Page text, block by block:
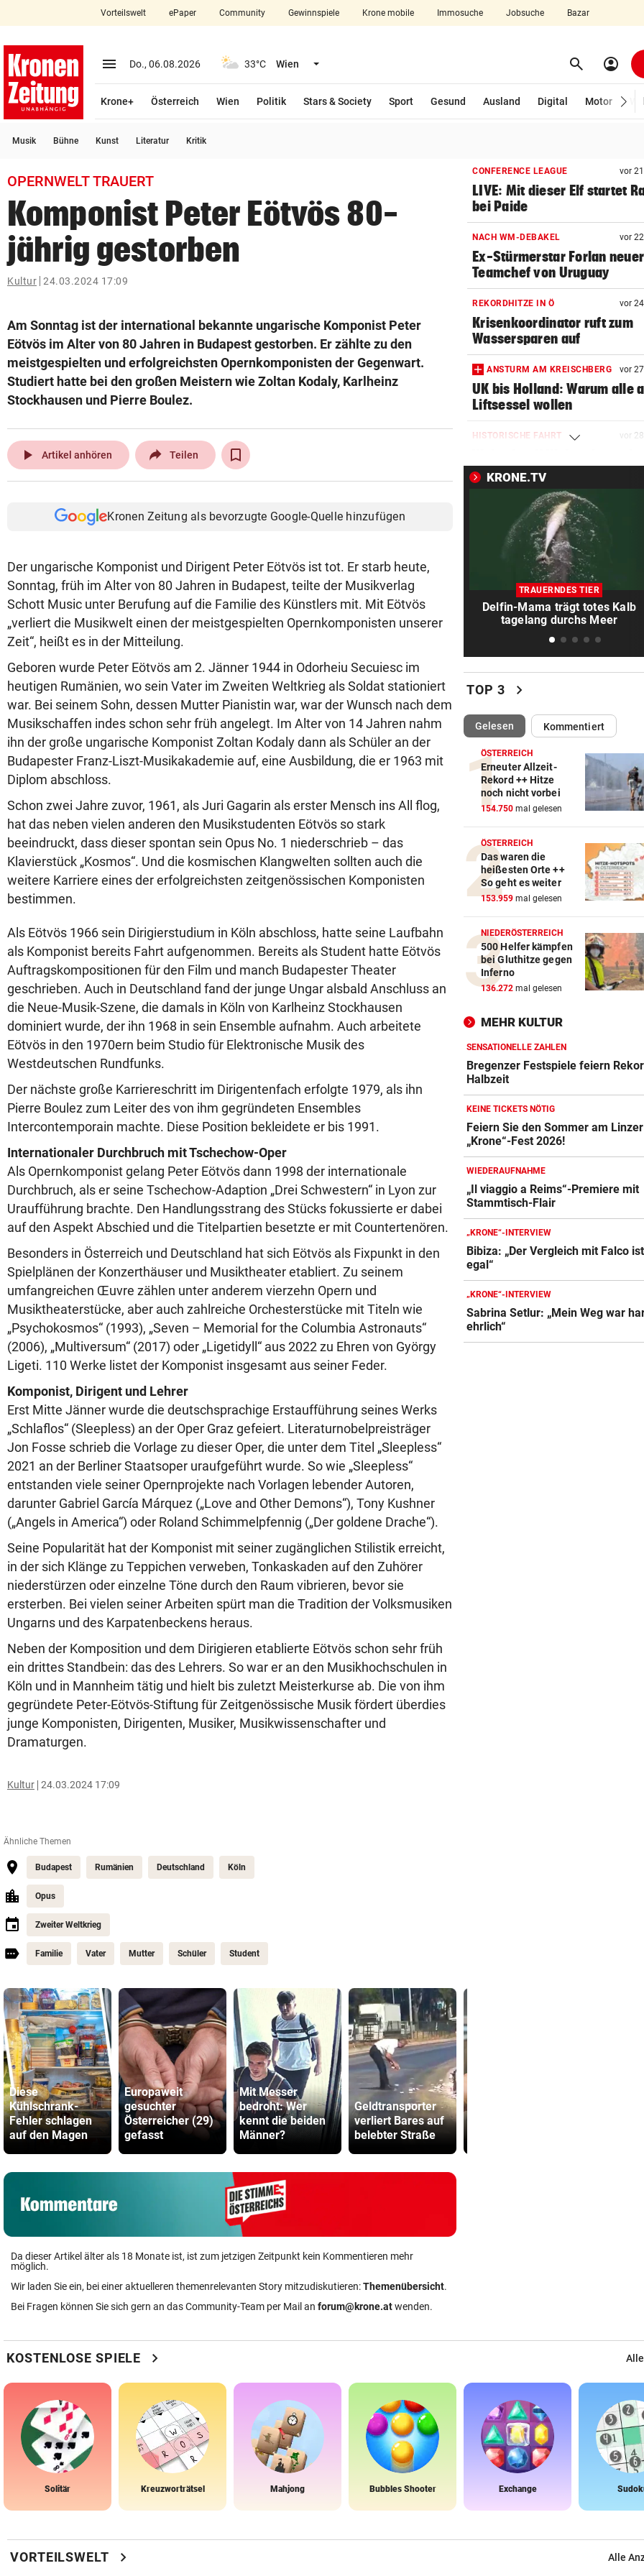
closeSchließen
account_circle Anmelden
arrow_right
bookmark
search
Suchbegriff
eingeben
© Krone Multimedia GmbH & Co KG 2026
Muthgasse 2, 1190 Wien
Vorteilswelt ePaper Community Gewinnspiele Krone mobile Immosuche Jobsuche Bazar
menu Menü aufklappen
Do., 06.08.2026 33°C Wien Menü aufklappen search Suchen
account_circle
Krone+ Österreich Wien Politik Stars & Society Sport Gesund Ausland Digital Motor
Musik Bühne Kunst Literatur Kritik
OPERNWELT TRAUERT
Komponist Peter Eötvös 80-
jährig gestorben
Kultur 24.03.2024 17:09
Am Sonntag ist der international bekannte ungarische Komponist Peter
Eötvös im Alter von 80 Jahren in Budapest gestorben. Er zählte zu den
meistgespielten und erfolgreichsten Opernkomponisten der Gegenwart.
Studiert hatte bei den großen Meistern wie Zoltan Kodaly, Karlheinz
Stockhausen und Pierre Boulez.
play_arrow Artikel anhören Teilen
Kronen Zeitung als bevorzugte Google-Quelle hinzufügen
Der ungarische Komponist und Dirigent Peter Eötvös ist tot. Er starb heute,
Sonntag, früh im Alter von 80 Jahren in Budapest, teilte der Musikverlag
Schott Music unter Berufung auf die Familie des Künstlers mit. Mit Eötvös
„verliert die Musikwelt einen der meistgespielten Opernkomponisten unserer
Zeit“, heißt es in der Mitteilung.
Geboren wurde Peter Eötvös am 2. Jänner 1944 in Odorheiu Secuiesc im
heutigen Rumänien, wo sein Vater im Zweiten Weltkrieg als Soldat stationiert
war. Bei seinem Sohn, dessen Mutter Pianistin war, war der Wunsch nach dem
Musikschaffen indes schon sehr früh angelegt. Im Alter von 14 Jahren nahm
ihn der große ungarische Komponist Zoltan Kodaly dann als Schüler an der
Budapester Franz-Liszt-Musikakademie auf, eine Ausbildung, die er 1963 mit
Diplom abschloss.
Schon zwei Jahre zuvor, 1961, als Juri Gagarin als erster Mensch ins All flog,
hat das neben vielen anderen den Musikstudenten Eötvös so stark
beeindruckt, dass dieser spontan sein Opus No. 1 niederschrieb – das
Klavierstück „Kosmos“. Und die kosmischen Klangwelten sollten auch die
weitere Karriere eines der erfolgreichsten zeitgenössischen Komponisten
bestimmen.
Als Eötvös 1966 sein Dirigierstudium in Köln abschloss, hatte seine Laufbahn
als Komponist bereits Fahrt aufgenommen. Bereits als Student hatte Eötvös
Auftragskompositionen für den Film und manch Budapester Theater
geschrieben. Auch in Deutschland fand der junge Ungar alsbald Anschluss an
die Neue-Musik-Szene, die damals in Köln von Karlheinz Stockhausen
dominiert wurde, der ihn 1968 in sein Ensemble aufnahm. Auch arbeitete
Eötvös in den 1970ern beim Studio für Elektronische Musik des
Westdeutschen Rundfunks.
Der nächste große Karriereschritt im Dirigentenfach erfolgte 1979, als ihn
Pierre Boulez zum Leiter des von ihm gegründeten Ensembles
Intercontemporain machte. Diese Position bekleidete er bis 1991.
Internationaler Durchbruch mit Tschechow-Oper
Als Opernkomponist gelang Peter Eötvös dann 1998 der internationale
Durchbruch, als er seine Tschechow-Adaption „Drei Schwestern“ in Lyon zur
Uraufführung brachte. Den Handlungsstrang des Stücks fokussierte er dabei
auf den Aspekt Abschied und die Titelpartien besetzte er mit Countertenören.
Besonders in Österreich und Deutschland hat sich Eötvös als Fixpunkt in den
Spielplänen der Konzerthäuser und Musiktheater etabliert. Zu seinem
umfangreichen Œuvre zählen unter anderem vierzehn Opern und
Musiktheaterstücke, aber auch zahlreiche Orchesterstücke mit Titeln wie
„Psychokosmos“ (1993), „Seven – Memorial for the Columbia Astronauts“
(2006), „Multiversum“ (2017) oder „Ligetidyll“ aus 2022 zu Ehren von György
Ligeti. 110 Werke listet der Komponist insgesamt aus seiner Feder.
Komponist, Dirigent und Lehrer
Erst Mitte Jänner wurde die deutschsprachige Erstaufführung seines Werks
„Schlaflos“ (Sleepless) an der Oper Graz gefeiert. Literaturnobelpreisträger
Jon Fosse schrieb die Vorlage zu dieser Oper, die unter dem Titel „Sleepless“
2021 an der Berliner Staatsoper uraufgeführt wurde. So wie „Sleepless“
entstanden viele seiner Opernprojekte nach Vorlagen lebender Autoren,
darunter Gabriel García Márquez („Love and Other Demons“), Tony Kushner
(„Angels in America“) oder Roland Schimmelpfennig („Der goldene Drache“).
Seine Popularität hat der Komponist mit seiner zugänglichen Stilistik erreicht,
in der sich Klänge zu Teppichen verweben, Tonkaskaden auf den Zuhörer
niederstürzen oder einzelne Töne durch den Raum vibrieren, bevor sie
ersterben. Bei vielen seiner Arbeiten spürt man die Tradition der Volksmusiken
Ungarns und des Karpatenbeckens heraus.
Neben der Komposition und dem Dirigieren etablierte Eötvös schon sehr früh
ein drittes Standbein: das des Lehrers. So war er an den Musikhochschulen in
Köln und in Mannheim tätig und hielt bis zuletzt Meisterkurse ab. Die von ihm
gegründete Peter-Eötvös-Stiftung für Zeitgenössische Musik fördert überdies
junge Komponisten, Dirigenten, Musiker, Musikwissenschafter und
Dramaturgen.
Kultur 24.03.2024 17:09
Ähnliche Themen
Budapest Rumänien Deutschland Köln
Opus
Zweiter Weltkrieg
Familie Vater Mutter Schüler Student
Diese
Kühlschrank-
Fehler schlagen
auf den Magen
Europaweit
gesuchter
Österreicher (29)
gefasst
Mit Messer
bedroht: Wer
kennt die beiden
Männer?
Geldtransporter
verliert Bares auf
belebter Straße
Da dieser Artikel älter als 18 Monate ist, ist zum jetzigen Zeitpunkt kein Kommentieren mehr
möglich.
Wir laden Sie ein, bei einer aktuelleren themenrelevanten Story mitzudiskutieren:Themenübersicht.
Bei Fragen können Sie sich gern an das Community-Team per Mail an forum@krone.atwenden.
CONFERENCE LEAGUE vor
LIVE: Mit dieser Elf startet
bei Paide
NACH WM-DEBAKEL vor
Ex-Stürmerstar Forlan neuer
Teamchef von Uruguay
REKORDHITZE IN Ö vor
Krisenkoordinator ruft zum
Wassersparen auf
ANSTURM AM KREISCHBERG vor
UK bis Holland: Warum alle
Liftsessel wollen
HISTORISCHE FAHRT vor
unter Schmerzen
FLASCHE UND SCHWERT
Lange Gefängnisstrafen nach
Folter-Vergewaltigung
VÖLLIG VERWANDELT vor
Oha! Ist das wirklich Billie
SCHRECK FÜR DEUTSCHEN vor
Riesenschlange beim
Rasenmähen entdeckt
NACH LAWINEN-DRAMA
Peak geborgen
WALDBRAND-WARNSYSTEM
KI-Drohnen sollen durch das
Blätterdach blicken
Diomande zu Real!
für Leipzig fix
WENDE KURZ VOR ANPFIFF vor
Jetzt also doch! ORF zeigt
Spiel der Austria
IN MEHREREN GEMEINDEN vor
Aufgedeckt! Chaos bei
Wassergebühren im Ländle
BRENZLIGE SITUATION
Passagierjet kollidiert
OFFENSIVE VERSTÄRKUNG
Wunschspieler! GAK angelt
junges ÖFB-Juwel
AUCH NEUER THEMENWEG
Nationalpark sucht wieder
Almhirten des Jahres
Rihanna braucht ein Team
drei Kinder
GROSSEINSATZ IN WIEN vor
Dorotheum-Überfall: Täter in
Filiale verschanzt
KRONE+ TESTET FÜR SIE vor
KRONE.TV
TRAUERNDES TIER
Delfin-Mama trägt totes Kalb
tagelang durchs Meer
TOP 3 chevron_right
Gelesen(ausgewählt)Kommentiert
ÖSTERREICH
Erneuter Allzeit-
Rekord ++ Hitze
noch nicht vorbei
154.750 mal gelesen
ÖSTERREICH
Das waren die
heißesten Orte ++
So geht es weiter
153.959 mal gelesen
NIEDERÖSTERREICH
500 Helfer kämpfen
bei Gluthitze gegen
Inferno
136.272 mal gelesen
MEHR KULTUR
SENSATIONELLE ZAHLEN
Bregenzer Festspiele feiern
Halbzeit
KEINE TICKETS NÖTIG
Feiern Sie den Sommer am Linzer
„Krone“-Fest 2026!
WIEDERAUFNAHME
„Il viaggio a Reims“-Premiere mit
Stammtisch-Flair
„KRONE“-INTERVIEW
Bibiza: „Der Vergleich mit Falco
egal“
„KRONE“-INTERVIEW
Sabrina Setlur: „Mein Weg war
ehrlich“
KOSTENLOSE SPIELE chevron_right
Solitär Kreuzworträtsel Mahjong Bubbles Shooter Exchange
VORTEILSWELT chevron_right Alle